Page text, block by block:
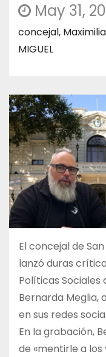
May 31,
concejal,
MIGUEL
El concejal de
lanzó duras
Políticas Sociales
Bernarda Meglia,
en sus redes
En la grabación,
de «mentirle a los